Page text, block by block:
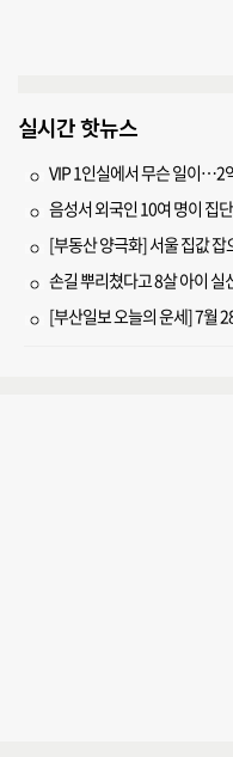
실시간 핫뉴스
VIP 1인실에서 무슨 일이…2
음성서 외국인 10여 명이 집
[부동산 양극화] 서울 집값
손길 뿌리쳤다고 8살 아이 실
[부산일보 오늘의 운세] 7월